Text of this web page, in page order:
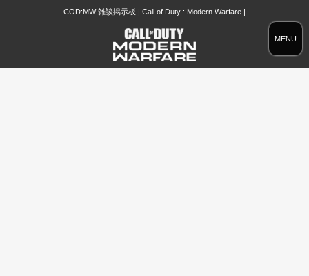
MENU
COD:MW 雑談掲示板 | Call of Duty : Modern Warfare |